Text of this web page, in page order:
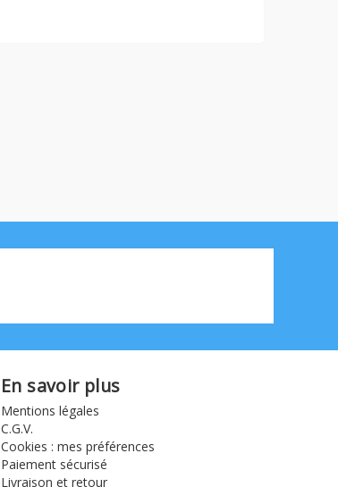
En savoir plus
Mentions légales
C.G.V.
Cookies : mes préférences
Paiement sécurisé
Livraison et retour